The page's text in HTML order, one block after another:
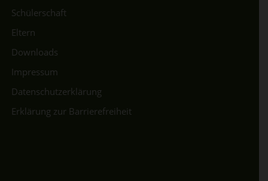
Schülerschaft
Eltern
Downloads
Impressum
Datenschutzerklärung
Erklärung zur Barrierefreiheit